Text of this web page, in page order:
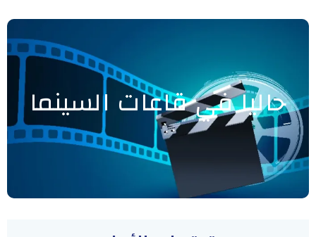
حاليا في قاعات السينما